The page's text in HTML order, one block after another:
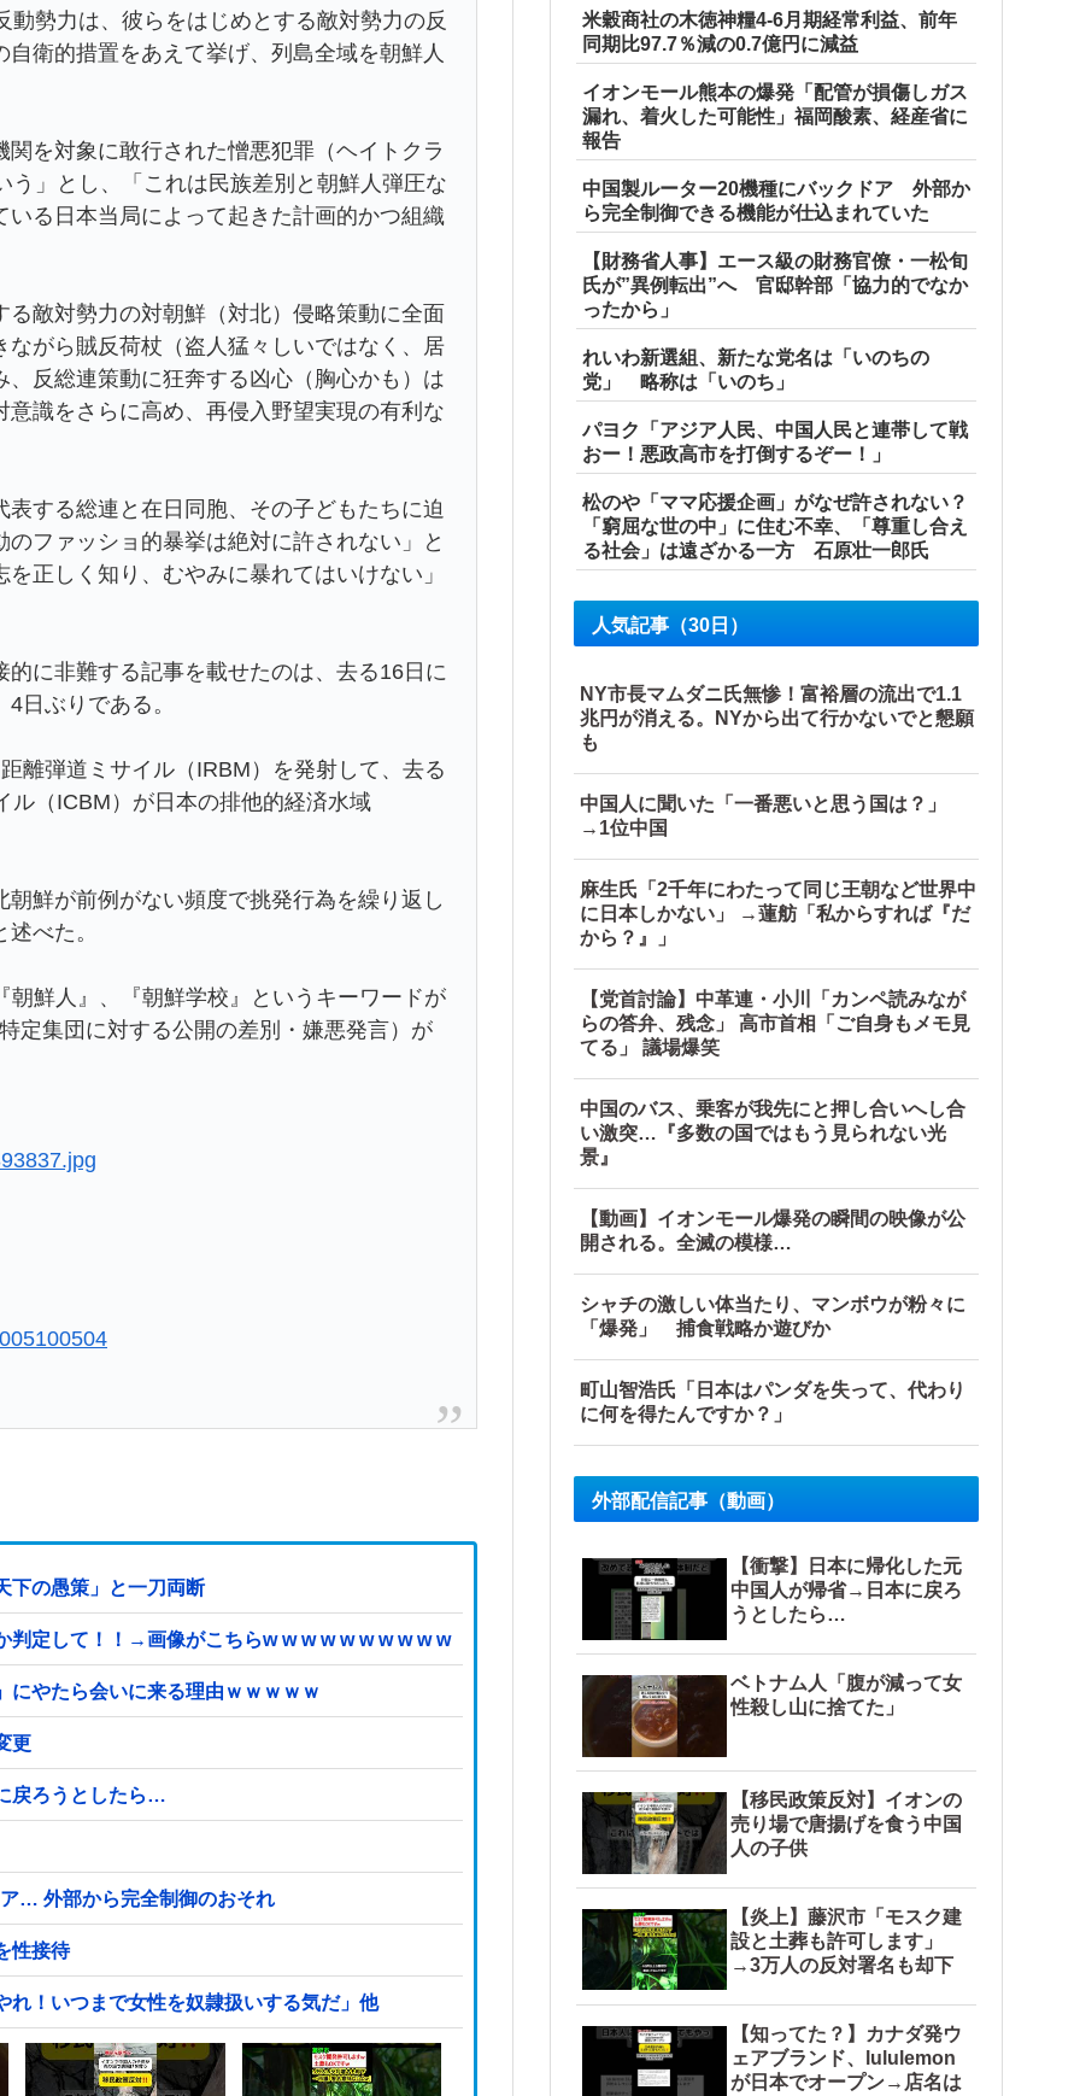
勢力は、彼らをはじめとする敵対勢力の反
衛的措置をあえて挙げ、列島全域を朝鮮人
を対象に敢行された憎悪犯罪（ヘイトクラ
」とし、「これは民族差別と朝鮮人弾圧な
る日本当局によって起きた計画的かつ組織
敵対勢力の対朝鮮（対北）侵略策動に全面
がら賊反荷杖（盗人猛々しいではなく、居
反総連策動に狂奔する凶心（胸心かも）は
識をさらに高め、再侵入野望実現の有利な
する総連と在日同胞、その子どもたちに迫
ファッショ的暴挙は絶対に許されない」と
正しく知り、むやみに暴れてはいけない」
に非難する記事を載せたのは、去る16日に
日ぶりである。
離弾道ミサイル（IRBM）を発射して、去る
ル（ICBM）が日本の排他的経済水域
鮮が前例がない頻度で挑発行為を繰り返し
べた。
鮮人』、『朝鮮学校』というキーワードが
定集団に対する公開の差別・嫌悪発言）が
下の愚策」と一刀両断
判定して！！→画像がこちらw w w w w w w w w w
にやたら会いに来る理由ｗｗｗｗｗ
更
戻ろうとしたら…
… 外部から完全制御のおそれ
性接待
れ！いつまで女性を奴隷扱いする気だ」他
米穀商社の木徳神糧4-6月期経常利益、前年
同期比97.7％減の0.7億円に減益
イオンモール熊本の爆発「配管が損傷しガス
漏れ、着火した可能性」福岡酸素、経産省に
報告
中国製ルーター20機種にバックドア 外部か
ら完全制御できる機能が仕込まれていた
【財務省人事】エース級の財務官僚・一松旬
氏が”異例転出”へ 官邸幹部「協力的でなか
ったから」
れいわ新選組、新たな党名は「いのちの
党」 略称は「いのち」
パヨク「アジア人民、中国人民と連帯して戦
おー！悪政高市を打倒するぞー！」
松のや「ママ応援企画」がなぜ許されない？
「窮屈な世の中」に住む不幸、「尊重し合え
る社会」は遠ざかる一方 石原壮一郎氏
人気記事（30日）
NY市長マムダニ氏無惨！富裕層の流出で1.1
兆円が消える。NYから出て行かないでと懇願
も
中国人に聞いた「一番悪いと思う国は？」
→1位中国
麻生氏「2千年にわたって同じ王朝など世界中
に日本しかない」 →蓮舫「私からすれば『だ
から？』」
【党首討論】中革連・小川「カンペ読みなが
らの答弁、残念」 高市首相「ご自身もメモ見
てる」 議場爆笑
中国のバス、乗客が我先にと押し合いへし合
い激突…『多数の国ではもう見られない光
景』
【動画】イオンモール爆発の瞬間の映像が公
開される。全滅の模様…
シャチの激しい体当たり、マンボウが粉々に
「爆発」 捕食戦略か遊びか
町山智浩氏「日本はパンダを失って、代わり
に何を得たんですか？」
外部配信記事（動画）
【衝撃】日本に帰化した元
中国人が帰省→日本に戻ろ
うとしたら…
ベトナム人「腹が減って女
性殺し山に捨てた」
【移民政策反対】イオンの
売り場で唐揚げを食う中国
人の子供
【炎上】藤沢市「モスク建
設と土葬も許可します」
→3万人の反対署名も却下
【知ってた？】カナダ発ウ
ェアブランド、lululemon
が日本でオープン→店名は